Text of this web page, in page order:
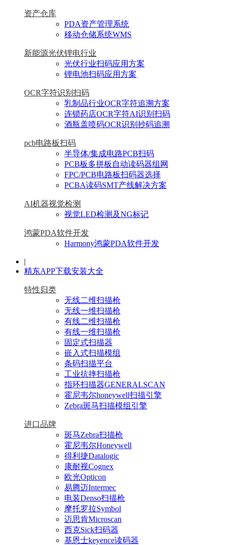
资产仓库
PDA资产管理系统
移动仓储系统WMS
新能源光伏锂电行业
光伏行业扫码应用方案
锂电池扫码应用方案
OCR字符识别扫码
乳制品行业OCR字符追溯方案
连锁药店OCR字符AI识别扫码
酒瓶盖喷码OCR识别抄码追溯
pcb电路板扫码
半导体/集成电路PCB扫码
PCB板多拼板自动读码器组网
FPC/PCB电路板扫码器选择
PCBA读码SMT产线解决方案
AI机器视觉检测
视觉LED检测及NG标记
鸿蒙PDA软件开发
Harmony鸿蒙PDA软件开发
|
精东APP下载安装大全
特性归类
无线二维扫描枪
无线一维扫描枪
有线二维扫描枪
有线一维扫描枪
固定式扫描器
嵌入式扫描模组
条码扫描平台
工业抗摔扫描枪
指环扫描器GENERALSCAN
霍尼韦尔honeywell扫描引擎
Zebra斑马扫描模组引擎
进口品牌
斑马Zebra扫描枪
霍尼韦尔Honeywell
得利捷Datalogic
康耐视Cognex
欧光Opticon
易腾迈Intermec
电装Denso扫描枪
摩托罗拉Symbol
迈思肯Microscan
西克Sick扫码器
基恩士keyence读码器